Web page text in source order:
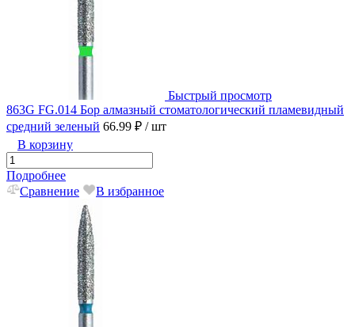
Быстрый просмотр
863G FG.014 Бор алмазный стоматологический пламевидный
средний зеленый 66.99 ₽ / шт
В корзину
Подробнее
Сравнение
В избранное